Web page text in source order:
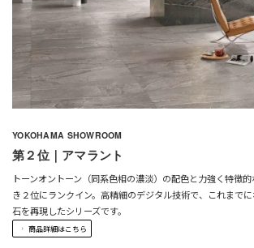
YOKOHAMA SHOWROOM
第２位｜アマラント
トーンオントーン（同系色相の濃淡）の配色と力強く特徴
き２位にランクイン。高精細のデジタル技術で、これまで
石を再現したシリーズです。
商品詳細はこちら